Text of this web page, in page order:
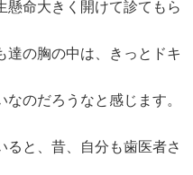
懸命大きく開けて診てもら
達の胸の中は、きっとドキ
なのだろうなと感じます。
ると、昔、自分も歯医者さ